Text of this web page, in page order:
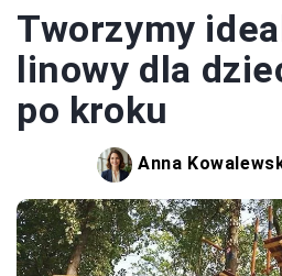
Tworzymy
linowy dla
po kroku
Anna